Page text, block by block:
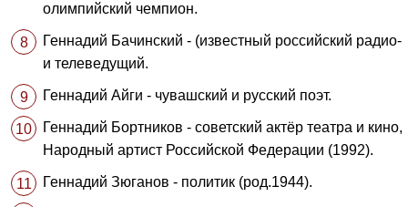
олимпийский чемпион.
Геннадий Бачинский - (известный российский радио-
и телеведущий.
Геннадий Айги - чувашский и русский поэт.
Геннадий Бортников - советский актёр театра и кино,
Народный артист Российской Федерации (1992).
Геннадий Зюганов - политик (род.1944).